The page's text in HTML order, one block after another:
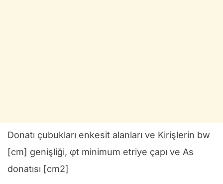
Donatı çubukları enkesit alanları ve Kirişlerin bw
[cm] genişliği, φt minimum etriye çapı ve As
donatısı [cm2]